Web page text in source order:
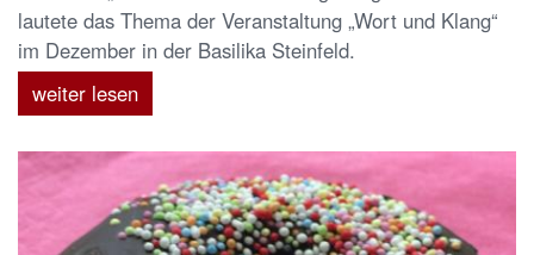
lautete das Thema der Veranstaltung „Wort und Klang“
im Dezember in der Basilika Steinfeld.
weiter lesen